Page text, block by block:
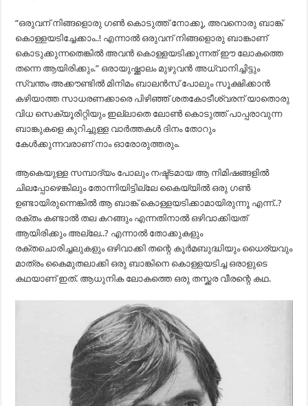
“ഒരുവന് നിങ്ങളൊരു ഗണ്‍ കൊടുത്ത് നോക്കൂ, അവനൊരു ബാങ്ക്
കൊള്ളയടിച്ചേക്കാം..! എന്നാല്‍ ഒരുവന് നിങ്ങളൊരു ബാങ്കാണ്
കൊടുക്കുന്നതെങ്കില്‍ അവന്‍ കൊള്ളയടിക്കുന്നത് ഈ ലോകത്തെ
തന്നെ ആയിരിക്കും.” ഒരായുഷ്ക്കാലം മുഴുവന്‍ അധ്വാനിച്ചിട്ടും
സ്വന്തം അക്കൗണ്ടില്‍ മിനിമം ബാലന്‍സ് പോലും സൂക്ഷിക്കാന്‍
കഴിയാത്ത സാധരണക്കാരെ പിഴിഞ്ഞ് ശതകോടീശ്വരന് യാതൊരു
വിധ സെക്യൂരിറ്റിയും ഇല്ലാതെ ലോണ്‍ കൊടുത്ത് പാപ്പരാവുന്ന
ബാങ്കുകളെ കുറിച്ചുള്ള വാര്‍ത്തകള്‍ ദിനം തോറും
കേള്‍ക്കുന്നവരാണ് നാം ഓരോരുത്തരും.
ആകെയുള്ള സമ്പാദ്യം പോലും നഷ്ട്ടമായ ആ നിമിഷങ്ങളില്‍
ചിലപ്പോഴെങ്കിലും തോന്നിയിട്ടില്ലേ കൈയ്യില്‍ ഒരു ഗണ്‍
ഉണ്ടായിരുന്നെങ്കില്‍ ആ ബാങ്ക് കൊള്ളയടിക്കാമായിരുന്നൂ എന്ന്..?
രക്തം കണ്ടാല്‍ തല കറങ്ങും എന്നതിനാല്‍ ഒഴിവാക്കിയത്
ആയിരിക്കും അല്ലേ..? എന്നാല്‍ തോക്കുകളും
രക്തചൊരിച്ചലുകളും ഒഴിവാക്കി തന്റെ കൂര്‍മബുദ്ധിയും ധൈര്യവും
മാത്രം കൈമുതലാക്കി ഒരു ബാങ്കിനെ കൊള്ളയടിച്ച ഒരാളുടെ
കഥയാണ് ഇത്. ആധുനിക ലോകത്തെ ഒരു തസ്ക്കര വീരന്റെ കഥ.